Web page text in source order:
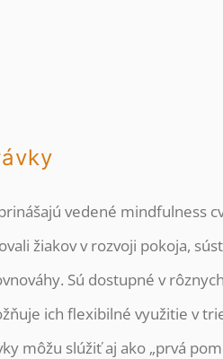
vedené mindfulness
žiakov v rozvoji pokoja,
Sú dostupné v
ich flexibilné využitie v
môžu slúžiť aj ako „prvá